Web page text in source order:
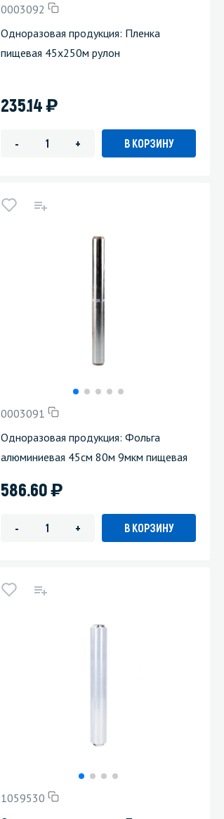
Промышленная уборка
0003092
Одноразовая продукция: Пленка
пищевая 45х250м рулон
235.14)
- + В КОРЗИНУ
0003091
Одноразовая продукция: Фольга
алюминиевая 45см 80м 9мкм пищевая
586.60)
- + В КОРЗИНУ
1059530